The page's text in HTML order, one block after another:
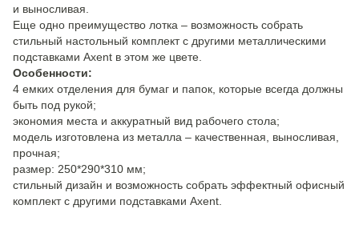
и выносливая.
Еще одно преимущество лотка – возможность собрать
стильный настольный комплект с другими металлическими
подставками Axent в этом же цвете.
Особенности:
4 емких отделения для бумаг и папок, которые всегда должны
быть под рукой;
экономия места и аккуратный вид рабочего стола;
модель изготовлена ​​из металла – качественная, выносливая,
прочная;
размер: 250*290*310 мм;
стильный дизайн и возможность собрать эффектный офисный
комплект с другими подставками Axent.